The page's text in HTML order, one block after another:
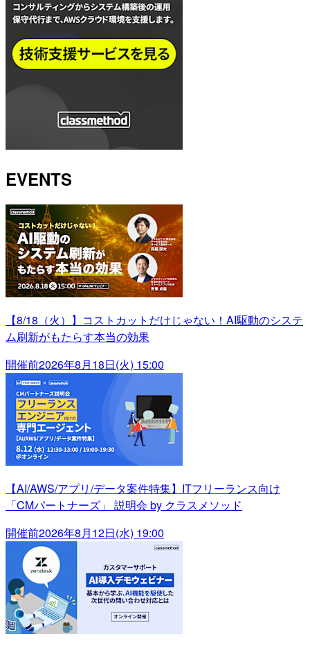
EVENTS
【8/18（火）】コストカットだけじゃない！AI駆動のシステ
ム刷新がもたらす本当の効果
開催前2026年8月18日(火) 15:00
【AI/AWS/アプリ/データ案件特集】ITフリーランス向け
「CMパートナーズ」 説明会 by クラスメソッド
開催前2026年8月12日(水) 19:00